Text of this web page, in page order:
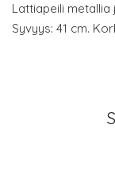
Lattiapeili metallia
Syvyys: 41 cm.